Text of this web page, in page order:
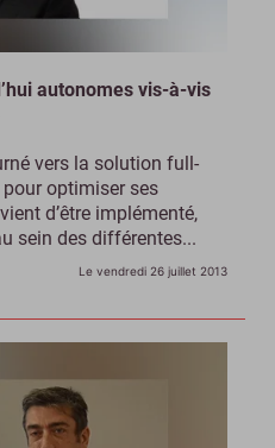
autonomes vis-à-vis
vers la solution full-
optimiser ses
d’être implémenté,
sein des différentes...
Le vendredi 26 juillet 2013